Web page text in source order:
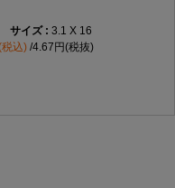
3.1 X 16
込) 4.67円(税抜)